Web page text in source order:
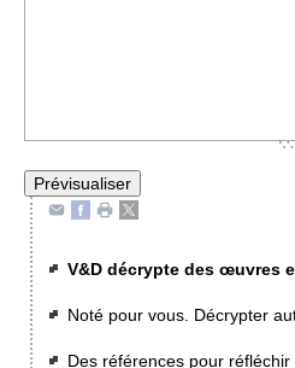
V&D décrypte des œuvres
Noté pour vous. Décrypter
Des références pour réfléchir